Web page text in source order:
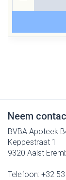
Neem
BVBA Apoteek
Keppestraat 1
9320 Aalst
Telefoon: +32